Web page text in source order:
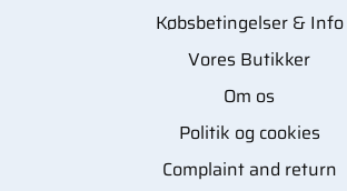
Købsbetingelser & Info
Vores Butikker
Om os
Politik og cookies
Complaint and return